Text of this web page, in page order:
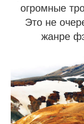
огромные
Это не
жанре